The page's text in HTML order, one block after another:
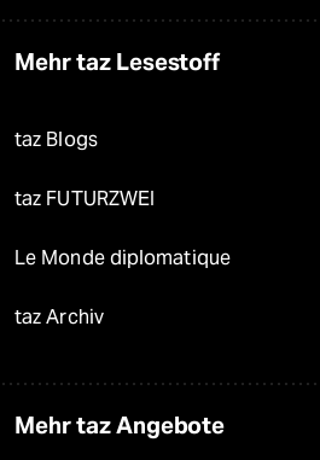
Mehr taz Lesestoff
taz Blogs
taz FUTURZWEI
Le Monde diplomatique
taz Archiv
Mehr taz Angebote